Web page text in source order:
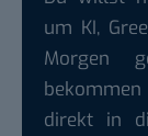
um KI,
Morgen
direkt in